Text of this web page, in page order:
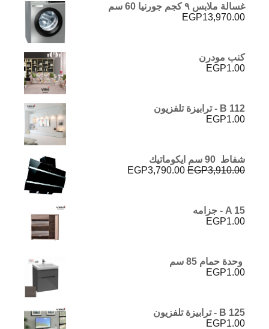
غسالة ملابس ٩ كجم جورنيا 60 سم
EGP13,970.00
كنب مودرن
EGP1.00
B 112 - ترابيزة تلفزيون
EGP1.00
شفاط 90 سم ايكوماتيك
EGP3,910.00
السعر
EGP3,790.00
A 15 - جزامه
EGP1.00
وحدة حمام 85 سم
EGP1.00
B 125 - ترابيزة تلفزيون
EGP1.00